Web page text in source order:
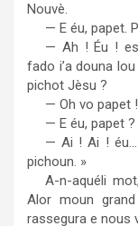
Nouvè.
— E éu, papet.
— Ah ! Éu !
fado i’a douna
pichot Jèsu ?
— Oh vo papet
— E éu, papet
— Ai ! Ai ! éu…
pichoun. »
A-n-aquéli
Alor moun
rassegura e nous